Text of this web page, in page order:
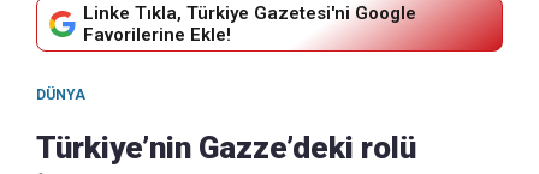
Linke Tıkla, Türkiye Gazetesi'ni Google
Favorilerine Ekle!
DÜNYA
Türkiye’nin Gazze’deki rolü